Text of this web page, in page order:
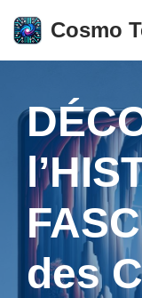
Aller
Cosmo
des